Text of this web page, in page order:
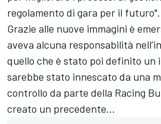
regolamento di gara per il futuro".
Grazie alle nuove immagini è
aveva alcuna responsabilità
quello che è stato poi definito un
sarebbe stato innescato da una
controllo da parte della Racing
creato un precedente...